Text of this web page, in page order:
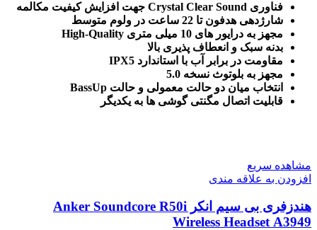
فناوری Crystal Clear Sound جهت افزایش کیفیت مکالمه
شارژدهی هدفون تا 22 ساعت در ولوم متوسط
مجهز به درایور های 10 میلی متری High-Quality
بدنه سبک و انعطاف پذیری بالا
مقاومت در برابر آب با استاندارد IPX5
مجهز به بلوتوث نسخه 5.0
انتخاب میان دو حالت معمولی و حالت BassUp
قابلیت اتصال مگنتی گوشی ها به یکدیگر
مشاهده سریع
افزودن به علاقه مندی
هندزفری بی سیم انکر Anker Soundcore R50i
Wireless Headset A3949